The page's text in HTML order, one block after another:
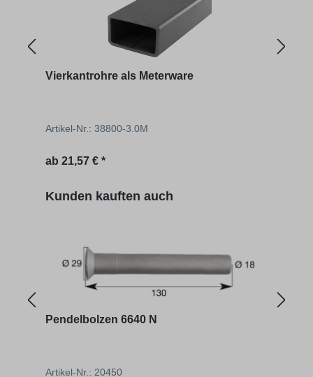
Vierkantrohre als Meterware
Artikel-Nr.: 38800-3.0M
Regulärer Preis:
ab 21,57 € *
Produktgalerie überspringen
Kunden kauften auch
Pendelbolzen 6640 N
Artikel-Nr.: 20450